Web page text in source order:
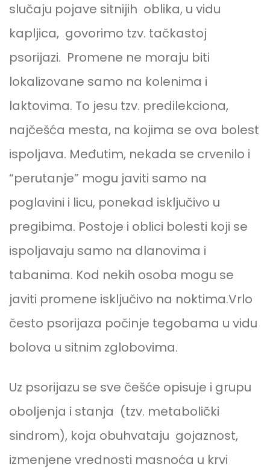
slučaju pojave sitnijih oblika, u vidu
kapljica, govorimo tzv. tačkastoj
psorijazi. Promene ne moraju biti
lokalizovane samo na kolenima i
laktovima. To jesu tzv. predilekciona,
najčešća mesta, na kojima se ova bolest
ispoljava. Međutim, nekada se crvenilo i
“perutanje” mogu javiti samo na
poglavini i licu, ponekad isključivo u
pregibima. Postoje i oblici bolesti koji se
ispoljavaju samo na dlanovima i
tabanima. Kod nekih osoba mogu se
javiti promene isključivo na noktima.Vrlo
često psorijaza počinje tegobama u vidu
bolova u sitnim zglobovima.
Uz psorijazu se sve češće opisuje i grupu
oboljenja i stanja (tzv. metabolički
sindrom), koja obuhvataju gojaznost,
izmenjene vrednosti masnoća u krvi